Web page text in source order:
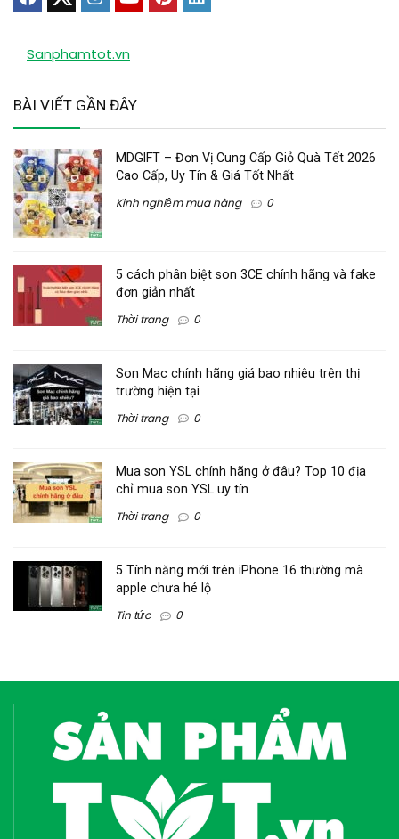
Sanphamtot.vn
BÀI VIẾT GẦN ĐÂY
MDGIFT – Đơn Vị Cung Cấp Giỏ Quà Tết 2026
Cao Cấp, Uy Tín & Giá Tốt Nhất
Kinh nghiệm mua hàng 0
5 cách phân biệt son 3CE chính hãng và fake
đơn giản nhất
Thời trang 0
Son Mac chính hãng giá bao nhiêu trên thị
trường hiện tại
Thời trang 0
Mua son YSL chính hãng ở đâu? Top 10 địa
chỉ mua son YSL uy tín
Thời trang 0
5 Tính năng mới trên iPhone 16 thường mà
apple chưa hé lộ
Tin tức 0